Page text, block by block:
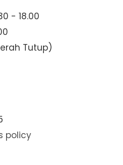
- 18.00
Tutup)
policy